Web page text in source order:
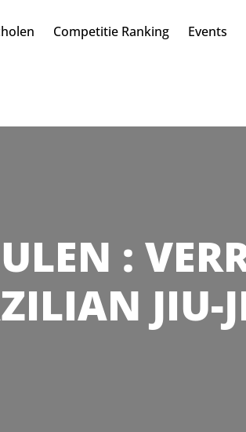
Competitie Ranking Events
:
JIU-